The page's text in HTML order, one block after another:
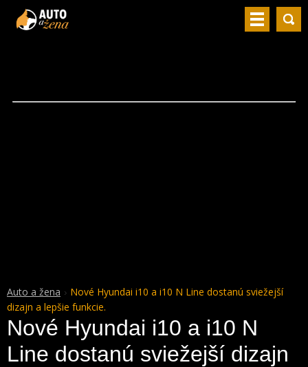
Auto a žena
Nové Hyundai i10 a i10 N Line dostanú sviežejší
dizajn a lepšie funkcie.
Nové Hyundai i10 a i10 N
Line dostanú sviežejší dizajn